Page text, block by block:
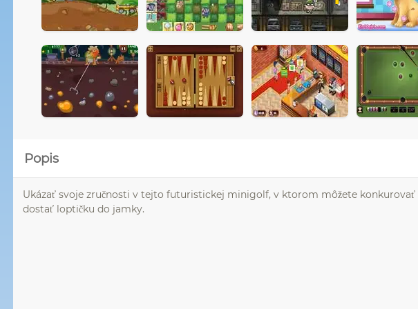
Popis
Ukázať svoje zručnosti v tejto futuristickej minigolf, v ktorom môžete
dostať loptičku do jamky.